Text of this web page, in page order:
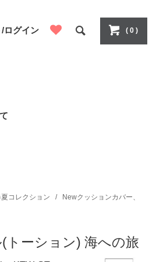
ログイン ( 0 )
コレクション
/
Newクッションカバー、
トーション) 海への旅